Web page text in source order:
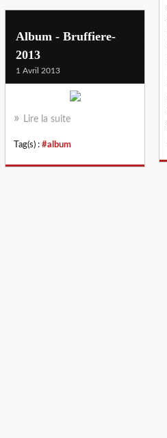
Album - Bruffiere-
2013
1 Avril 2013
Lire la suite
Tag(s) : #album